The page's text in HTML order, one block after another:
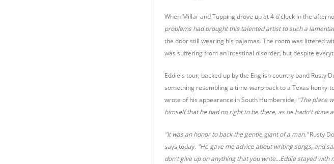
When Millar and Topping drove up at 4 o'clock in the
problems had brought this talented artist to such a
the door still wearing his pajamas. The room was littered
was suffering from an intestinal disorder, but despite
Eddie's tour, backed up by the English country band Rusty
something resembling a time-warp back to a Texas
wrote of his appearance in South Humberside, "The place
himself that he had no right to be there, as he hadn't done
"It was an honor to back the gentle giant of a man,”Rusty
says today. "He gave me advice about writing songs, and
don't give up on anything that you write…Eddie stayed with